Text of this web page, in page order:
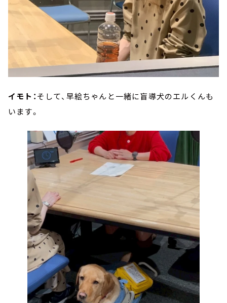
イモト：そして、早絵ちゃんと一緒に盲導犬のエルくんも
います。